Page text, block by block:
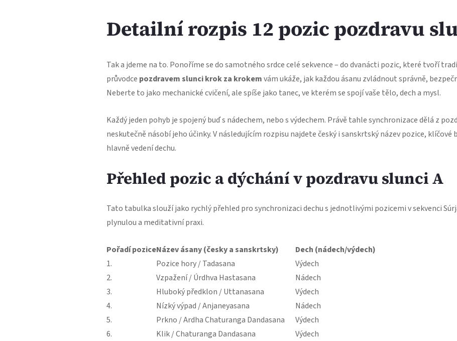
Detailní rozpis 12 pozic pozdravu
Tak a jdeme na to. Ponoříme se do samotného srdce celé sekvence – do dvanácti pozic, které tvoří
průvodce pozdravem slunci krok za krokemvám ukáže, jak každou ásanu zvládnout správně,
Neberte to jako mechanické cvičení, ale spíše jako tanec, ve kterém se spojí vaše tělo, dech a mysl.
Každý jeden pohyb je spojený buď s nádechem, nebo s výdechem. Právě tahle synchronizace dělá z
neskutečně násobí jeho účinky. V následujícím rozpisu najdete český i sanskrtský název pozice, klíčové
hlavně vedení dechu.
Přehled pozic a dýchání v pozdravu slunci A
Tato tabulka slouží jako rychlý přehled pro synchronizaci dechu s jednotlivými pozicemi v sekvenci
plynulou a meditativní praxi.
Pořadí poziceNázev ásany (česky a sanskrtsky)
Dech (nádech/výdech)
1.
Pozice hory / Tadasana
Výdech
2.
Vzpažení / Úrdhva Hastasana
Nádech
3.
Hluboký předklon / Uttanasana
Výdech
4.
Nízký výpad / Anjaneyasana
Nádech
5.
Prkno / Ardha Chaturanga Dandasana
Výdech
6.
Klik / Chaturanga Dandasana
Výdech